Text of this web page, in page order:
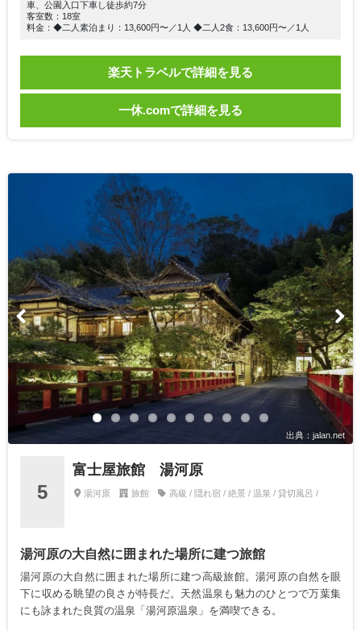
車、公園入口下車し徒歩約7分
客室数：18室
料金：◆二人素泊まり：13,600円〜／1人 ◆二人2食：13,600円〜／1人
楽天トラベルで詳細を見る
一休.comで詳細を見る
出典：jalan.net
5
富士屋旅館 湯河原
湯河原 旅館 高級 / 隠れ宿 / 絶景 / 温泉 / 貸切風呂 /
湯河原の大自然に囲まれた場所に建つ旅館
湯河原の大自然に囲まれた場所に建つ高級旅館。湯河原の自然を眼
下に収める眺望の良さが特長だ。天然温泉も魅力のひとつで万葉集
にも詠まれた良質の温泉「湯河原温泉」を満喫できる。